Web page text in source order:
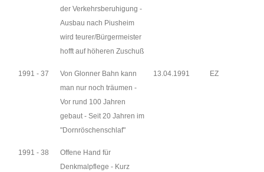
der Verkehrsberuhigung -
Ausbau nach Piusheim
wird teurer/Bürgermeister
hofft auf höheren Zuschuß
1991 - 37
Von Glonner Bahn kann
man nur noch träumen -
Vor rund 100 Jahren
gebaut - Seit 20 Jahren im
"Dornröschenschlaf"
13.04.1991 EZ
1991 - 38
Offene Hand für
Denkmalpflege - Kurz